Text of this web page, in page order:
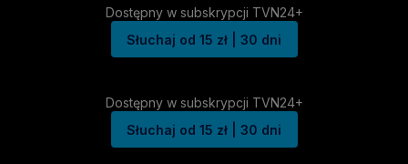
Dostępny w subskrypcji TVN24+
Słuchaj od 15 zł | 30 dni
Dostępny w subskrypcji TVN24+
Słuchaj od 15 zł | 30 dni